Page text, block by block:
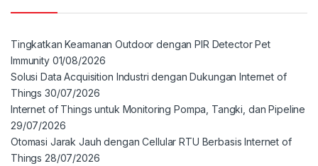
Tingkatkan Keamanan Outdoor dengan PIR Detector Pet
Immunity 01/08/2026
Solusi Data Acquisition Industri dengan Dukungan Internet of
Things 30/07/2026
Internet of Things untuk Monitoring Pompa, Tangki, dan Pipeline
29/07/2026
Otomasi Jarak Jauh dengan Cellular RTU Berbasis Internet of
Things 28/07/2026